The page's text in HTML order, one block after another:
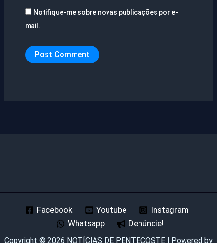
Notifique-me sobre novas publicações por e-
mail.
Facebook Youtube
Instagram
Whatsapp
Denúncie!
Copyright © 2026 NOTÍCIAS DE PENTECOSTE | Powered by